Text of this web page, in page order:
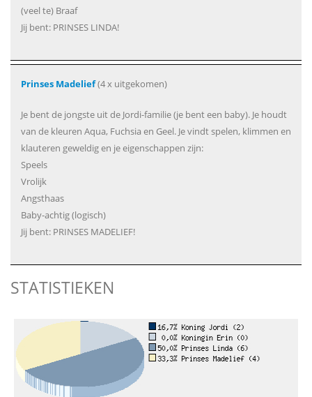
(veel te) Braaf
Jij bent: PRINSES LINDA!
Prinses Madelief(4 x uitgekomen)
Je bent de jongste uit de Jordi-familie (je bent een baby). Je houdt
van de kleuren Aqua, Fuchsia en Geel. Je vindt spelen, klimmen en
klauteren geweldig en je eigenschappen zijn:
Speels
Vrolijk
Angsthaas
Baby-achtig (logisch)
Jij bent: PRINSES MADELIEF!
STATISTIEKEN